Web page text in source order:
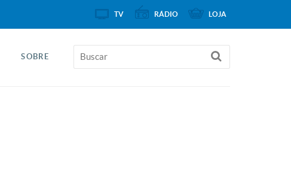
SOBRE
TV RÁDIO LOJA